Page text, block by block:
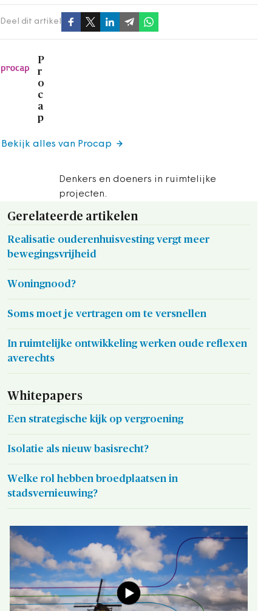
Deel dit artikel
P
r
o
c
a
p
Denkers en doeners in ruimtelijke
projecten.
Bekijk alles van Procap
Gerelateerde artikelen
Realisatie ouderenhuisvesting vergt meer
bewegingsvrijheid
Woningnood?
Soms moet je vertragen om te versnellen
In ruimtelijke ontwikkeling werken oude reflexen
averechts
Whitepapers
Een strategische kijk op vergroening
Isolatie als nieuw basisrecht?
Welke rol hebben broedplaatsen in
stadsvernieuwing?